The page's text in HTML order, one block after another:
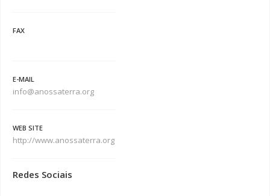
FAX
E-MAIL
info@anossaterra.org
WEB SITE
http://www.anossaterra.org
Redes Sociais